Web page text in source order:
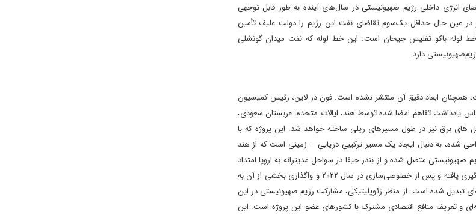
به همین دلیل، تقاضای انرژی داخلی رژیم صهیونیستی در سال‌های آینده به طور قابل توجهی
عین حال حداقل یک‌سوم تقاضای نفت این رژیم را دولت علیف تأمین
لوله باکو_تفلیس_جیحان است. این خط‌ لوله که نفت میدان گونشلی
دارد.
– اروپا که در اجلاس گروه 20 در سال 2023 مطرح گشت، همچنان ابعاد دقیق آن منتشر نشده است. فون در لاین، رئیس کمیسیون
یادداشت تفاهم امضا شده توسط هند، ایالات متحده، عربستان سعودی،
های برق نیز در طول مسیرهای ریلی ساخته خواهد شد. این پروژه که با
شده، به دنبال ایجاد یک مسیر ترکیبی دریایی – زمینی است که از هند
صهیونیستی متصل شده و از بندر حیفا در سواحل مدیترانه به اروپا امتداد
می‌یابد. بندر حیفا به‌عنوان دروازه مدیترانه‌ای این مسیر، در سال‌های اخیر توسعه چشمگیری یافته و پس از خصوصی‌سازی در سال ۲۰۲۲ و واگذاری بخشی از آن به
شده است. از منظر ژئوپلیتیکی، مشارکت رژیم صهیونیستی در این
و تعریف منافع اقتصادی مشترک با کشورهای عضو این پروژه است. این